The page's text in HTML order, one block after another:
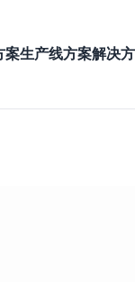
案生产线方案解决